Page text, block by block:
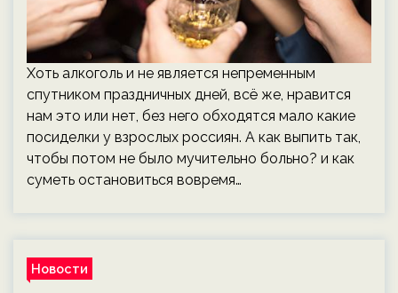
Хоть алкоголь и не является непременным
спутником праздничных дней, всё же, нравится
нам это или нет, без него обходятся мало какие
посиделки у взрослых россиян. А как выпить так,
чтобы потом не было мучительно больно? и как
суметь остановиться вовремя…
Новости